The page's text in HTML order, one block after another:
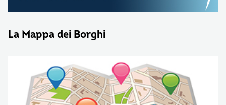
La Mappa dei Borghi